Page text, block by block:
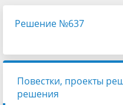
Решение №637
Повестки, проекты
решения